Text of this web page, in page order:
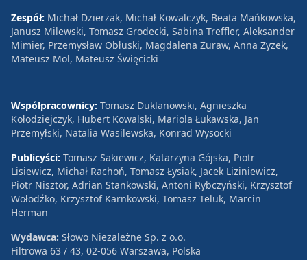
Zespół: Michał Dzierżak, Michał Kowalczyk, Beata Mańkowska,
Janusz Milewski, Tomasz Grodecki, Sabina Treffler, Aleksander
Mimier, Przemysław Obłuski, Magdalena Żuraw, Anna Zyzek,
Mateusz Mol, Mateusz Święcicki
Współpracownicy: Tomasz Duklanowski, Agnieszka
Kołodziejczyk, Hubert Kowalski, Mariola Łukawska, Jan
Przemyłski, Natalia Wasilewska, Konrad Wysocki
Publicyści: Tomasz Sakiewicz, Katarzyna Gójska, Piotr
Lisiewicz, Michał Rachoń, Tomasz Łysiak, Jacek Liziniewicz,
Piotr Nisztor, Adrian Stankowski, Antoni Rybczyński, Krzysztof
Wołodźko, Krzysztof Karnkowski, Tomasz Teluk, Marcin
Herman
Wydawca: Słowo Niezależne Sp. z o.o.
Filtrowa 63 / 43, 02-056 Warszawa, Polska